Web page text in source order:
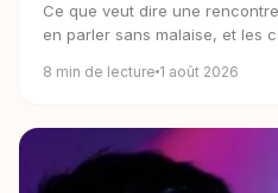
Ce que veut dire une
en parler sans malaise, et les
8 min de lecture 1 août 2026